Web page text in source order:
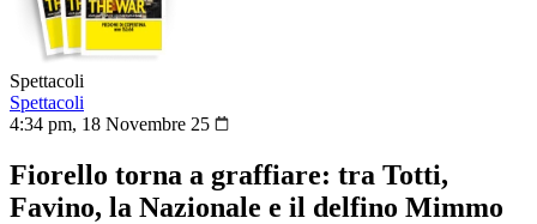
Spettacoli
Spettacoli
4:34 pm, 18 Novembre 25
Fiorello torna a graffiare: tra Totti,
Favino, la Nazionale e il delfino Mimmo